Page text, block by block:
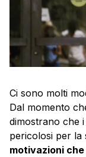
Ci sono molti
Dal momento
dimostrano che
pericolosi per la
motivazioni